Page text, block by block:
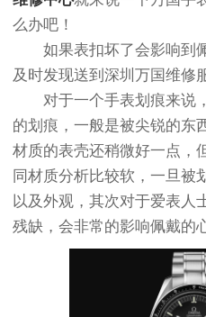
么办吧！
如果表扣坏了会影响到
及时发现送到深圳万国维修
对于一个手表划痕来说
的划痕，一般是被尖锐的东
材质的表壳还稍微好一点，
同材质分析比较软，一旦被
以及外观，其次对于爱表人
残缺，会非常的影响佩戴的